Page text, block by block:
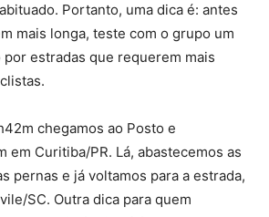
Portanto, uma dica é: antes
mais longa, teste com o grupo um
estradas que requerem mais
chegamos ao Posto e
em Curitiba/PR. Lá, abastecemos as
pernas e já voltamos para a estrada,
SC. Outra dica para quem